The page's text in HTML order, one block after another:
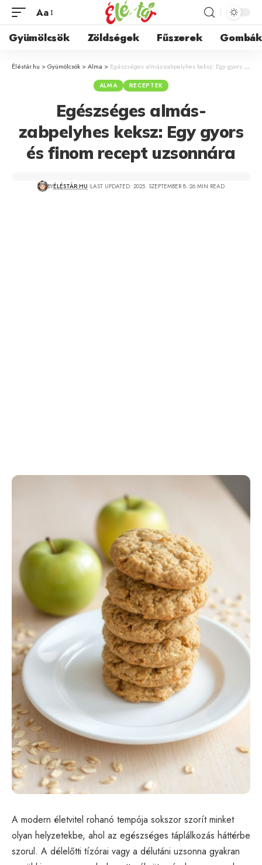
Aa
Gyümölcsök Zöldségek Fűszerek Gombák
Éléstár.hu >Gyümölcsök >Alma > Egészséges almás-zabpelyhes keksz: Egy gyors és finom recept uzsonnára
ALMA RECEPTEK
Egészséges almás-
zabpelyhes keksz: Egy gyors
és finom recept uzsonnára
BYÉLÉSTÁR.HU LAST UPDATED: 2025. SZEPTEMBER 8. 26 MIN READ
A modern életvitel rohanó tempója sokszor szorít minket
olyan helyzetekbe, ahol az egészséges táplálkozás háttérbe
szorul. A délelőtti tízórai vagy a délutáni uzsonna gyakran